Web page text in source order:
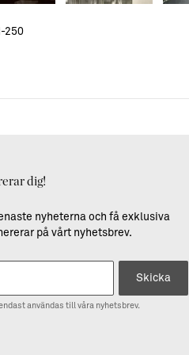
250
dig!
nyheterna och få exklusiva
på vårt nyhetsbrev.
Skicka
användas till våra nyhetsbrev.